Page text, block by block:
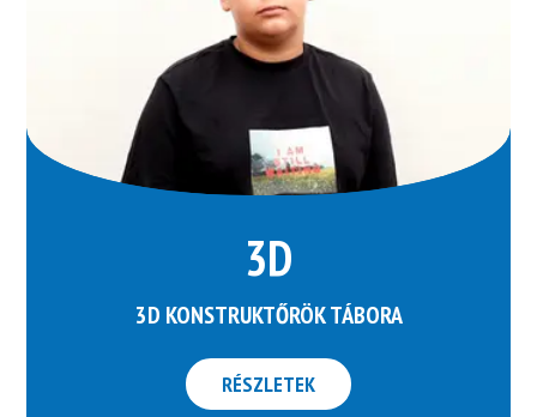
3D
3D KONSTRUKTŐRÖK TÁBORA
RÉSZLETEK